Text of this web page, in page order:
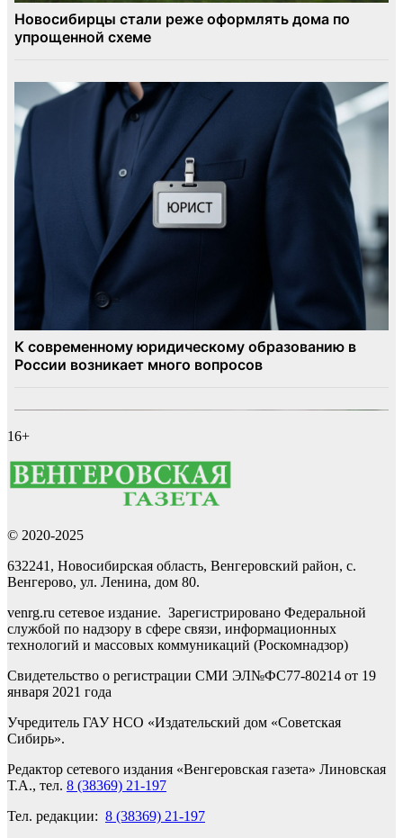
16+
© 2020-2025
632241, Новосибирская область, Венгеровский район, с.
Венгерово, ул. Ленина, дом 80.
venrg.ru сетевое издание. Зарегистрировано Федеральной
службой по надзору в сфере связи, информационных
технологий и массовых коммуникаций (Роскомнадзор)
Свидетельство о регистрации СМИ ЭЛ№ФС77-80214 от 19
января 2021 года
Учредитель ГАУ НСО «Издательский дом «Советская
Сибирь».
Редактор сетевого издания «Венгеровская газета» Линовская
Т.А., тел. 8 (38369) 21-197
Тел. редакции: 8 (38369) 21-197